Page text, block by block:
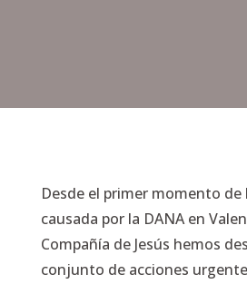
Desde el primer momento de
causada por la DANA en
Compañía de Jesús hemos
conjunto de acciones